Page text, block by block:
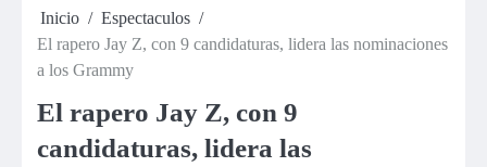
Inicio
Espectaculos
El rapero Jay Z, con 9 candidaturas, lidera las nominaciones
a los Grammy
El rapero Jay Z, con 9
candidaturas, lidera las